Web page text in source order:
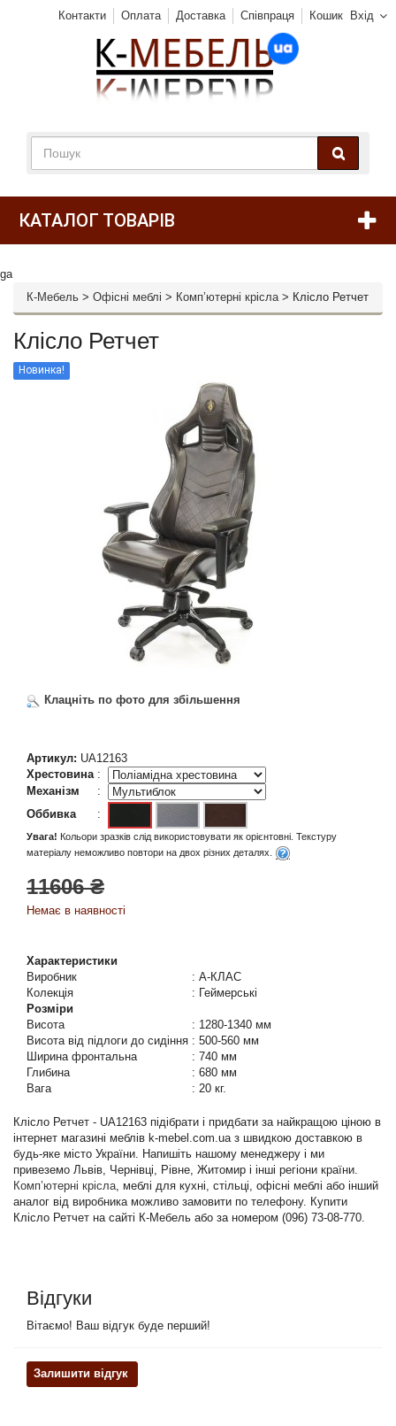
Вхід
Контакти Оплата Доставка Співпраця Кошик
КАТАЛОГ ТОВАРІВ
ga
К-Мебель > Офісні меблі > Комп’ютерні крісла> Клісло Ретчет
Клісло Ретчет
Новинка!
Клацніть по фото для збільшення
Артикул: UA12163
Хрестовина:
Механізм
:
Оббивка
:
Увага! Кольори зразків слід використовувати як орієнтовні. Текстуру
матеріалу неможливо повтори на двох різних деталях.
11606 ₴
Немає в наявності
Характеристики
Виробник
: А-КЛАС
Колекція
: Геймерські
Розміри
Висота
: 1280-1340 мм
Висота від підлоги до сидіння : 500-560 мм
Ширина фронтальна
: 740 мм
Глибина
: 680 мм
Вага
: 20 кг.
Клісло Ретчет - UA12163 підібрати і придбати за найкращою ціною в
інтернет магазині меблів k-mebel.com.ua з швидкою доставкою в
будь-яке місто України. Напишіть нашому менеджеру і ми
привеземо Львів, Чернівці, Рівне, Житомир і інші регіони країни.
Комп’ютерні крісла, меблі для кухні, стільці, офісні меблі або інший
аналог від виробника можливо замовити по телефону. Купити
Клісло Ретчет на сайті К-Мебель або за номером (096) 73-08-770.
Відгуки
Вітаємо! Ваш відгук буде перший!
Залишити відгук